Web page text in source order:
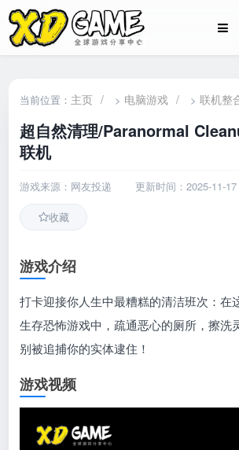
当前位置： 主页 / > 电脑游戏 / >联机整
超自然清理/Paranormal
联机
游戏来源：网友投递 更新时间：2025-11-
收藏
游戏介绍
打卡迎接你人生中最糟糕的清洁班次：在
生存恐怖游戏中，疏通恶心的厕所，擦洗
别被追捕你的实体逮住！
游戏视频